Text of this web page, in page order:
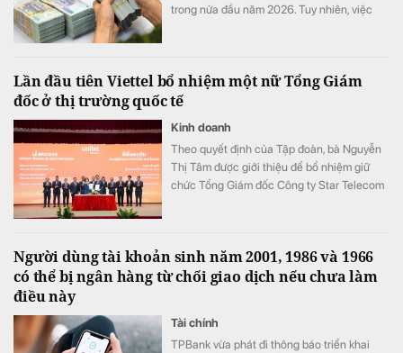
trong nửa đầu năm 2026. Tuy nhiên, việc
ngân hàng.
Lần đầu tiên Viettel bổ nhiệm một nữ Tổng Giám
đốc ở thị trường quốc tế
Kinh doanh
Theo quyết định của Tập đoàn, bà Nguyễn
Thị Tâm được giới thiệu để bổ nhiệm giữ
chức Tổng Giám đốc Công ty Star Telecom
Người dùng tài khoản sinh năm 2001, 1986 và 1966
có thể bị ngân hàng từ chối giao dịch nếu chưa làm
điều này
Tài chính
TPBank vừa phát đi thông báo triển khai